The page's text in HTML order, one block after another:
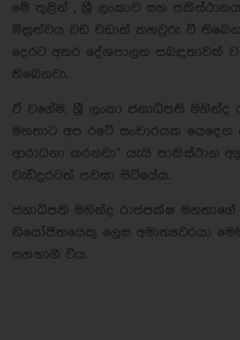
මේ තුළින් , ශ්‍රී ලංකාව සහ
මිත්‍රත්වය වඩ වඩාත් තහවුරු වී
දෙරට අතර දේශපාලන සබඳතාවක්
තිබෙනවා.
ඒ වගේම, ශ්‍රී ලංකා ජනාධිපති මහින්ද
මහතාට අප රටේ සංචාරයක යෙදෙන
ආරාධනා කරනවා” යැයි පාකිස්ථාන
වැඩිදුරටත් පවසා සිටියේය.
ජනාධිපති මහින්ද රාජපක්ෂ මහතාගේ
නියෝජිතයෙකු ලෙස අමාත්‍යවරයා
සහභාගී විය.